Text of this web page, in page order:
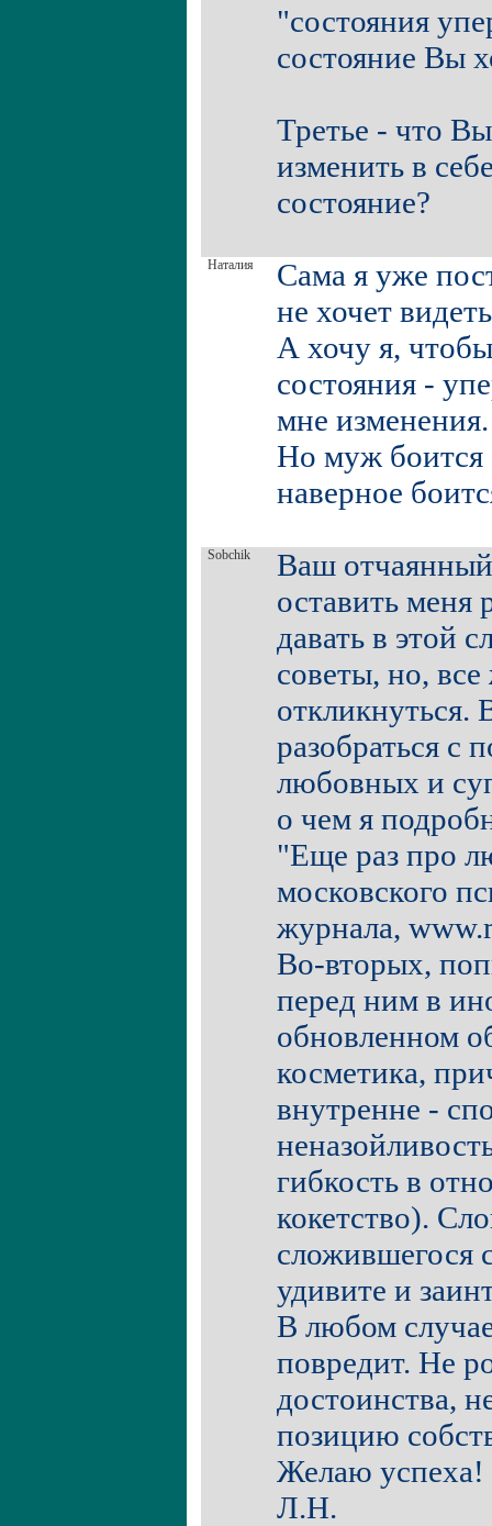
"состояния
состояние Вы
Третье - что
изменить в
состояние?
Наталия
Сама я уже
не хочет
А хочу я,
состояния -
мне изменения.
Но муж боится
наверное
Sobchik
Ваш отчаянный
оставить
давать в этой
советы, но,
откликнуться.
разобраться с
любовных и
о чем я
"Еще раз про
московского
журнала,
Во-вторых,
перед ним в
обновленном
косметика,
внутренне -
гибкость в
кокетство).
сложившегося
удивите и
В любом
повредит. Не
достоинства,
позицию
Желаю успеха!
Л.Н.